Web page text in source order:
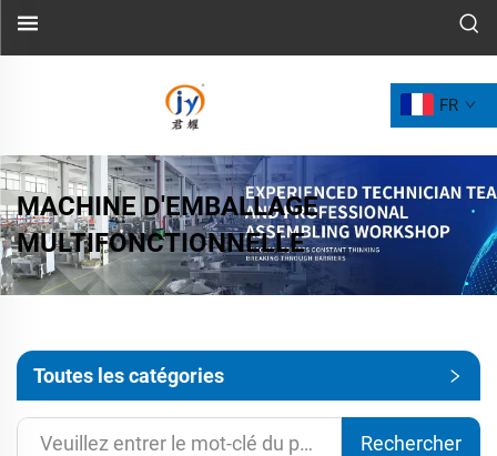
FR
MACHINE D'EMBALLAGE
MULTIFONCTIONNELLE
Toutes les catégories
Rechercher